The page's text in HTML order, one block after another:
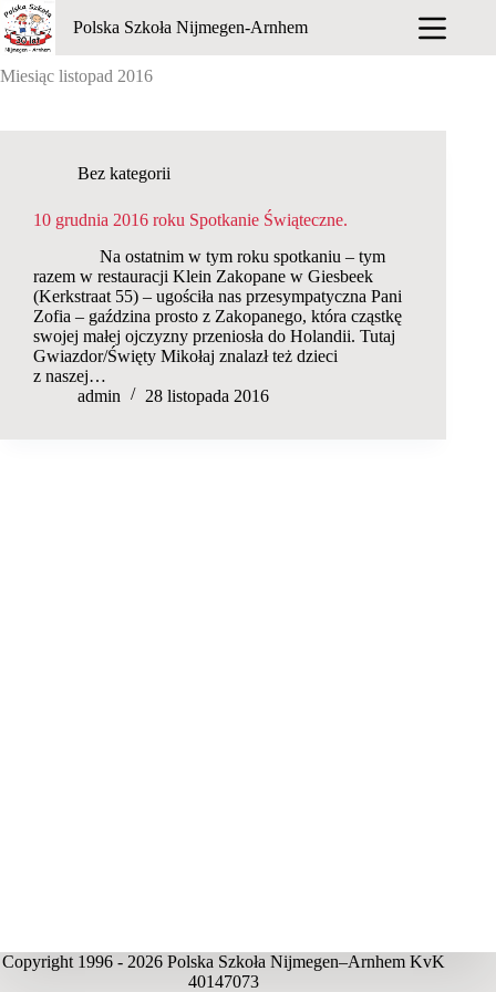
Przejdź
do
treści
Polska Szkoła Nijmegen-Arnhem
Miesiąc listopad 2016
Bez kategorii
10 grudnia 2016 roku Spotkanie Świąteczne.
Na ostatnim w tym roku spotkaniu – tym
razem w restauracji Klein Zakopane w Giesbeek
(Kerkstraat 55) – ugościła nas przesympatyczna Pani
Zofia – gaździna prosto z Zakopanego, która cząstkę
swojej małej ojczyzny przeniosła do Holandii. Tutaj
Gwiazdor/Święty Mikołaj znalazł też dzieci
z naszej…
admin
28 listopada 2016
Copyright 1996 - 2026 Polska Szkoła Nijmegen–Arnhem KvK
40147073